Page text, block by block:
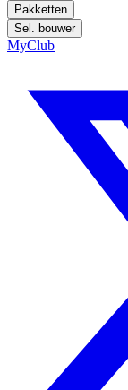
Pakketten
Sel. bouwer
MyClub